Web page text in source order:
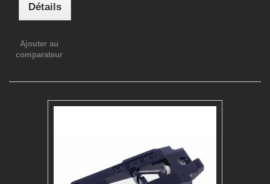
Détails
Ajouter au
comparateur